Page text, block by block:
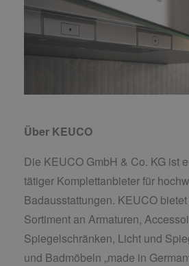
Über KEUCO
Die KEUCO GmbH & Co. KG ist
tätiger Komplettanbieter für
Badausstattungen. KEUCO
Sortiment an Armaturen,
Spiegelschränken, Licht und
und Badmöbeln „made in